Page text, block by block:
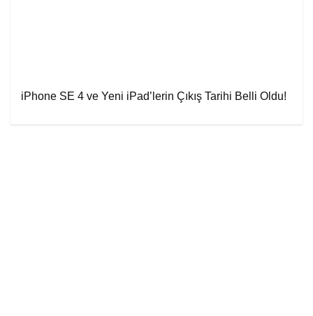
iPhone SE 4 ve Yeni iPad’lerin Çıkış Tarihi Belli Oldu!